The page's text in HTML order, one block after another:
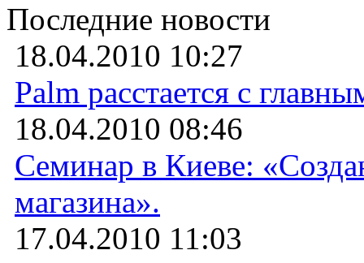
Последние новости
18.04.2010 10:27
Palm расстается с
18.04.2010 08:46
Семинар в Киеве:
магазина».
17.04.2010 11:03